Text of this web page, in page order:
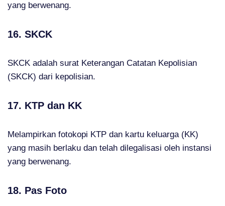
yang berwenang.
16. SKCK
SKCK adalah surat Keterangan Catatan Kepolisian
(SKCK) dari kepolisian.
17. KTP dan KK
Melampirkan fotokopi KTP dan kartu keluarga (KK)
yang masih berlaku dan telah dilegalisasi oleh instansi
yang berwenang.
18. Pas Foto